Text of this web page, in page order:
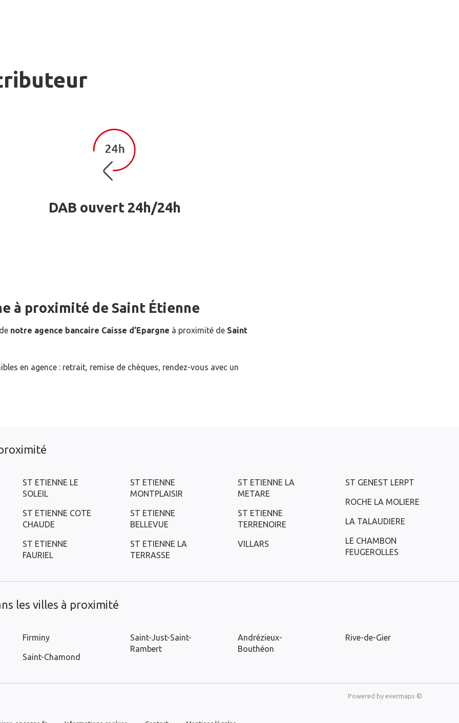
DAB ouvert 24h/24h
à proximité de Saint Étienne
notre agence bancaire Caisse d’Epargne à proximité de Saint
en agence : retrait, remise de chèques, rendez-vous avec un
ST ETIENNE LE
SOLEIL
ST ETIENNE COTE
CHAUDE
ST ETIENNE
FAURIEL
ST ETIENNE
MONTPLAISIR
ST ETIENNE
BELLEVUE
ST ETIENNE LA
TERRASSE
ST ETIENNE LA
METARE
ST ETIENNE
TERRENOIRE
VILLARS
ST GENEST LERPT
ROCHE LA MOLIERE
LA TALAUDIERE
LE CHAMBON
FEUGEROLLES
les villes à proximité
Firminy
Saint-Chamond
Saint-Just-Saint-
Rambert
Andrézieux-
Bouthéon
Rive-de-Gier
Powered by evermaps ©